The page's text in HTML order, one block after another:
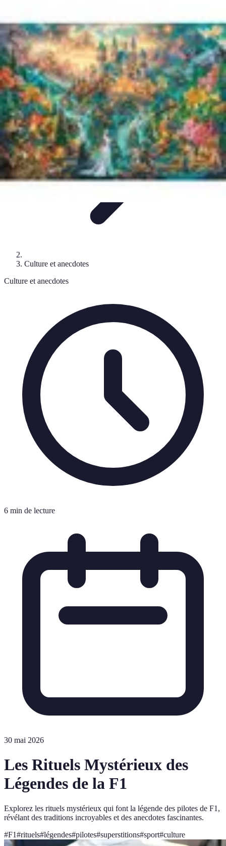
LégendesActualitésDesign
Legends F1
Culture et anecdotes
Culture et anecdotes
6 min de lecture
30 mai 2026
Les Rituels Mystérieux des
Légendes de la F1
Explorez les rituels mystérieux qui font la légende des pilotes de F1,
révélant des traditions incroyables et des anecdotes fascinantes.
#F1#rituels#légendes#pilotes#superstitions#sport#culture